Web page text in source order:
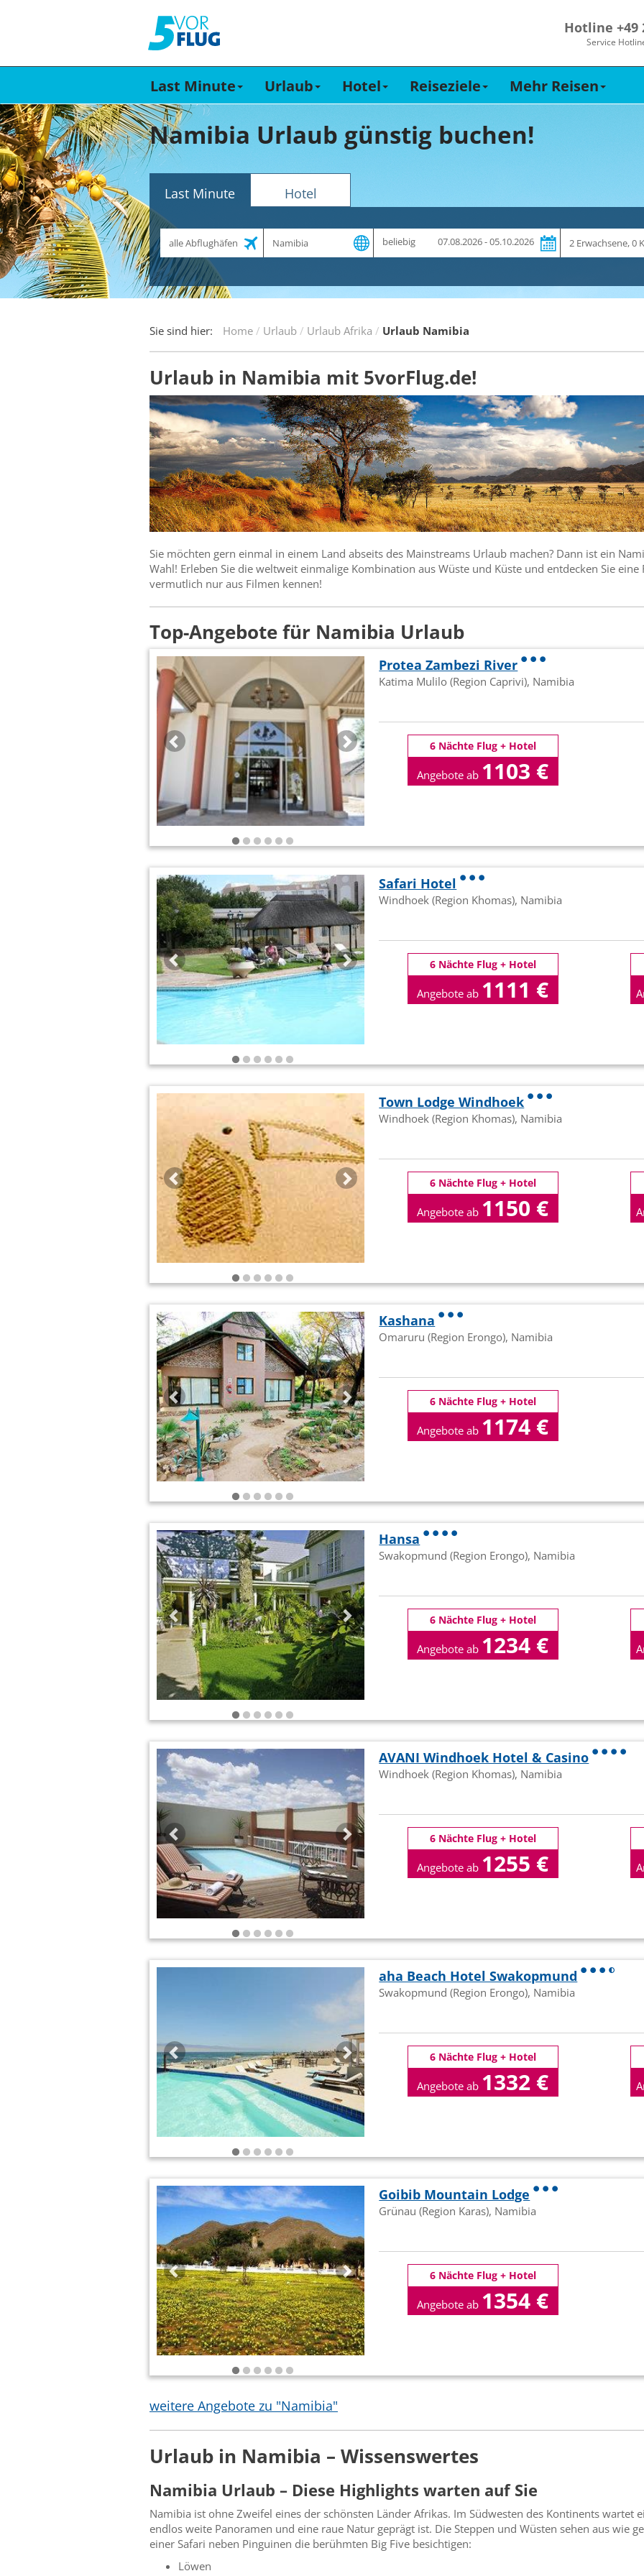
Hotline +49
Service
Last Minute Urlaub Hotel Reiseziele Mehr Reisen
Namibia Urlaub günstig buchen!
Last Minute Hotel
Abflughafen
Zeitraum
beliebig 07.08.2026 - 05.10.2026
Sie sind hier: Home Urlaub Urlaub Afrika Urlaub Namibia
Urlaub in Namibia mit 5vorFlug.de!
Sie möchten gern einmal in einem Land abseits des Mainstreams Urlaub machen? Dann ist ein
Wahl! Erleben Sie die weltweit einmalige Kombination aus Wüste und Küste und entdecken Sie eine
vermutlich nur aus Filmen kennen!
Top-Angebote für Namibia Urlaub
Protea Zambezi River
Katima Mulilo (Region Caprivi), Namibia
6 Nächte Flug + Hotel
Angebote ab 1103 €
Safari Hotel
Windhoek (Region Khomas), Namibia
6 Nächte Flug + Hotel
Angebote ab 1111 €
Town Lodge Windhoek
Windhoek (Region Khomas), Namibia
6 Nächte Flug + Hotel
Angebote ab 1150 €
Kashana
Omaruru (Region Erongo), Namibia
6 Nächte Flug + Hotel
Angebote ab 1174 €
Hansa
Swakopmund (Region Erongo), Namibia
6 Nächte Flug + Hotel
Angebote ab 1234 €
AVANI Windhoek Hotel & Casino
Windhoek (Region Khomas), Namibia
6 Nächte Flug + Hotel
Angebote ab 1255 €
aha Beach Hotel Swakopmund
Swakopmund (Region Erongo), Namibia
6 Nächte Flug + Hotel
Angebote ab 1332 €
Goibib Mountain Lodge
Grünau (Region Karas), Namibia
6 Nächte Flug + Hotel
Angebote ab 1354 €
weitere Angebote zu "Namibia"
Urlaub in Namibia – Wissenswertes
Namibia Urlaub – Diese Highlights warten auf Sie
Namibia ist ohne Zweifel eines der schönsten Länder Afrikas. Im Südwesten des Kontinents wartet
endlos weite Panoramen und eine raue Natur geprägt ist. Die Steppen und Wüsten sehen aus wie
einer Safari neben Pinguinen die berühmten Big Five besichtigen:
Löwen